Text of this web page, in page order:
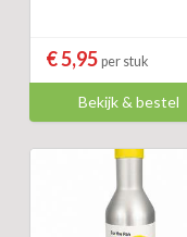
€ 5,95 per stuk
Bekijk & bestel